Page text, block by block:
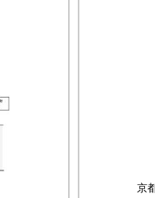
京